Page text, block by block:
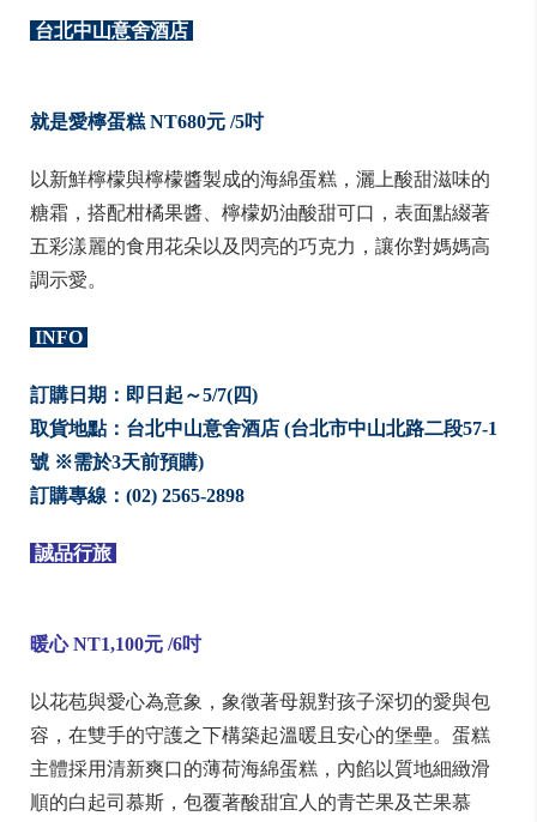
台北中山意舍酒店
就是愛檸蛋糕 NT680元 /5吋
以新鮮檸檬與檸檬醬製成的海綿蛋糕，灑上酸甜滋味的
糖霜，搭配柑橘果醬、檸檬奶油酸甜可口，表面點綴著
五彩漾麗的食用花朵以及閃亮的巧克力，讓你對媽媽高
調示愛。
INFO
訂購日期：即日起～5/7(四)
取貨地點：台北中山意舍酒店 (台北市中山北路二段57-1
號 ※需於3天前預購)
訂購專線：(02) 2565-2898
誠品行旅
暖心 NT1,100元 /6吋
以花苞與愛心為意象，象徵著母親對孩子深切的愛與包
容，在雙手的守護之下構築起溫暖且安心的堡壘。蛋糕
主體採用清新爽口的薄荷海綿蛋糕，內餡以質地細緻滑
順的白起司慕斯，包覆著酸甜宜人的青芒果及芒果慕